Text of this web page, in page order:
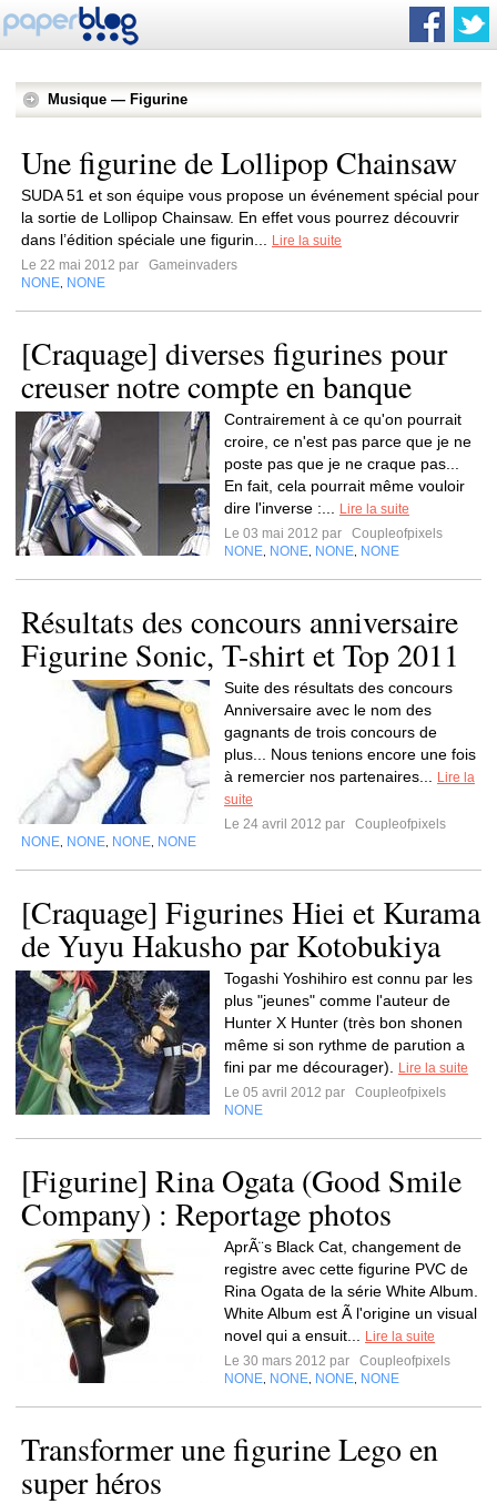
Musique — Figurine
Une figurine de Lollipop Chainsaw
SUDA 51 et son équipe vous propose un événement spécial pour
la sortie de Lollipop Chainsaw. En effet vous pourrez découvrir
dans l’édition spéciale une figurin...
Lire la suite
Le 22 mai 2012 par
Gameinvaders
NONE NONE
[Craquage] diverses figurines pour
creuser notre compte en banque
Contrairement à ce qu'on pourrait
croire, ce n'est pas parce que je ne
poste pas que je ne craque pas...
En fait, cela pourrait même vouloir
dire l'inverse :...
Lire la suite
Le 03 mai 2012 par
Coupleofpixels
NONE NONE NONE NONE
Résultats des concours anniversaire
Figurine Sonic, T-shirt et Top 2011
Suite des résultats des concours
Anniversaire avec le nom des
gagnants de trois concours de
plus... Nous tenions encore une fois
à remercier nos partenaires...
Lire la
suite
Le 24 avril 2012 par
Coupleofpixels
NONE NONE NONE NONE
[Craquage] Figurines Hiei et Kurama
de Yuyu Hakusho par Kotobukiya
Togashi Yoshihiro est connu par les
plus "jeunes" comme l'auteur de
Hunter X Hunter (très bon shonen
même si son rythme de parution a
fini par me décourager).
Lire la suite
Le 05 avril 2012 par
Coupleofpixels
NONE
[Figurine] Rina Ogata (Good Smile
Company) : Reportage photos
AprÃ¨s Black Cat, changement de
registre avec cette figurine PVC de
Rina Ogata de la série White Album.
White Album est Ã l'origine un visual
novel qui a ensuit...
Lire la suite
Le 30 mars 2012 par
Coupleofpixels
NONE NONE NONE NONE
Transformer une figurine Lego en
super héros